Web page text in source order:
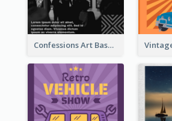
Confessions Art Basel Instagram Post